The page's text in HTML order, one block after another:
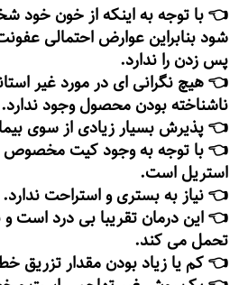
👈 با توجه به اینکه از خون خود
شود بنابراین عوارض احتمالی
پس زدن را ندارد.
👈 هیچ نگرانی ای در مورد غیر
ناشناخته بودن محصول وجود ندارد.
👈 پذیرش بسیار زیادی از سوی
👈 با توجه به وجود کیت مخصوص
استریل است.
👈 نیاز به بستری و استراحت ندارد.
👈 این درمان تقریبا بی درد است و
تحمل می کند.
👈 کم یا زیاد بودن مقدار تزریق